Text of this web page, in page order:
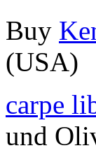
Buy
(USA)
carpe
und